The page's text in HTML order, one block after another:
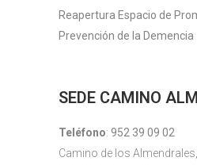
Reapertura Espacio de
Prevención de la Demencia
SEDE CAMINO
Teléfono: 952 39 09 02
Camino de los